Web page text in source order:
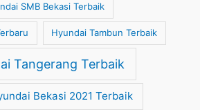
SMB Bekasi Terbaik
Hyundai Tambun Terbaik
Tangerang Terbaik
Bekasi 2021 Terbaik